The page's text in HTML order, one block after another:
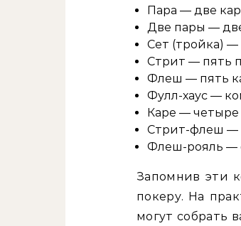
Пара — две
Две пары —
Сет (тройка) —
Стрит — пять
Флеш — пять
Фулл-хаус —
Каре — четыре
Стрит-флеш —
Флеш-рояль —
Запомнив эти
покеру. На
могут собрать